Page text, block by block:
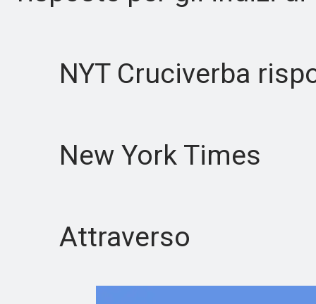
NYT Cruciverba
New York Times
Attraverso